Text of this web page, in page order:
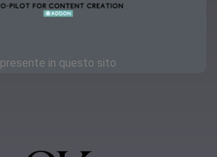
presente in questo sito